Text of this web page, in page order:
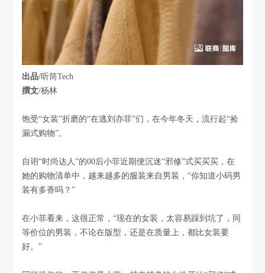
出品/听筒Tech
撰文/杨林
饱受“女装”折磨的“在逃刘亦菲”们，在今年冬天，流行起“捡
漏式购物”。
自诩“时尚达人”的00后小菲近期便沉迷“邪修”式买买买，在
她的购物清单中，越来越多的服装来自男装，“你知道小码男
装有多香吗？”
在小菲看来，这很正常，“现在的女装，太容易踩到坑了，同
等价位的男装，不论在版型，还是在质量上，都比女装要
好。”